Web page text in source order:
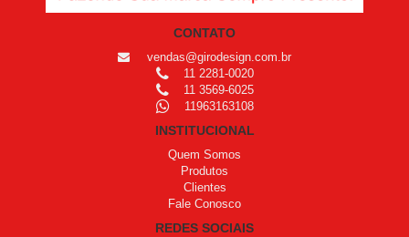
CONTATO
vendas@girodesign.com.br
11 2281-0020
11 3569-6025
11963163108
INSTITUCIONAL
Quem Somos
Produtos
Clientes
Fale Conosco
REDES SOCIAIS